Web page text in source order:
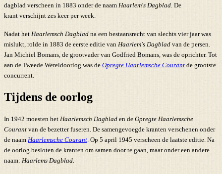
dagblad verscheen in 1883 onder de naam Haarlem's Dagblad . De
krant verschijnt zes keer per week.
Nadat het Haarlemsch Dagblad na een bestaansrecht van slechts vier jaar was
mislukt, rolde in 1883 de eerste editie van Haarlem's Dagblad van de persen.
Jan Michiel Bomans, de grootvader van Godfried Bomans, was de oprichter. Tot
aan de Tweede Wereldoorlog was de Opregte Haarlemsche Courant de grootste
concurrent.
Tijdens de oorlog
In 1942 moesten het Haarlemsch Dagblad en de Opregte Haarlemsche
Courant van de bezetter fuseren. De samengevoegde kranten verschenen onder
de naam Haarlemsche Courant . Op 5 april 1945 verscheen de laatste editie. Na
de oorlog besloten de kranten om samen door te gaan, maar onder een andere
naam: Haarlems Dagblad.